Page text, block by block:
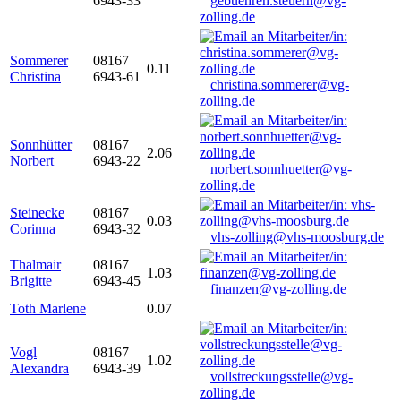
zolling.de
Sommerer
Christina
08167
6943-61
0.11
christina.sommerer@vg-
zolling.de
Sonnhütter
Norbert
08167
6943-22
2.06
norbert.sonnhuetter@vg-
zolling.de
Steinecke
Corinna
08167
6943-32
0.03
vhs-zolling@vhs-moosburg.de
Thalmair
Brigitte
08167
6943-45
1.03
finanzen@vg-zolling.de
Toth Marlene
0.07
Vogl
Alexandra
08167
6943-39
1.02
vollstreckungsstelle@vg-
zolling.de